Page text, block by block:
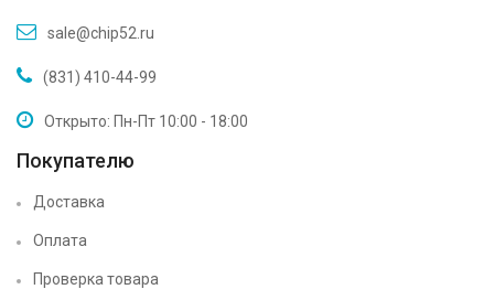
sale@chip52.ru
(831) 410-44-99
Открыто: Пн-Пт 10:00 - 18:00
Покупателю
Доставка
Оплата
Проверка товара